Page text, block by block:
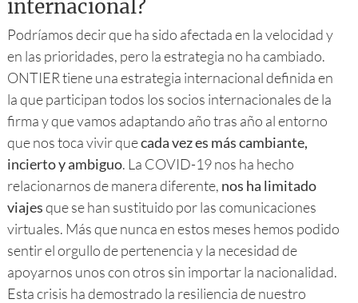
internacional?
Podríamos decir que ha sido afectada en la velocidad y
en las prioridades, pero la estrategia no ha cambiado.
ONTIER tiene una estrategia internacional definida en
la que participan todos los socios internacionales de la
firma y que vamos adaptando año tras año al entorno
que nos toca vivir quecada vez es más cambiante,
incierto y ambiguo. La COVID-19 nos ha hecho
relacionarnos de manera diferente, nos ha limitado
viajesque se han sustituido por las comunicaciones
virtuales. Más que nunca en estos meses hemos podido
sentir el orgullo de pertenencia y la necesidad de
apoyarnos unos con otros sin importar la nacionalidad.
Esta crisis ha demostrado la resiliencia de nuestro